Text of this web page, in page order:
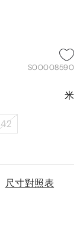
S00008590
米
42
尺寸對照表